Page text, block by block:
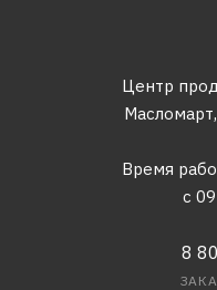
Центр
Масломарт,
Время
с
8